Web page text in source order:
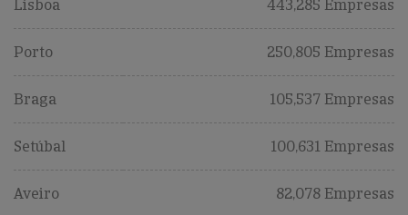
Lisboa 443,285 Empresas
Porto 250,805 Empresas
Braga 105,537 Empresas
Setúbal 100,631 Empresas
Aveiro 82,078 Empresas